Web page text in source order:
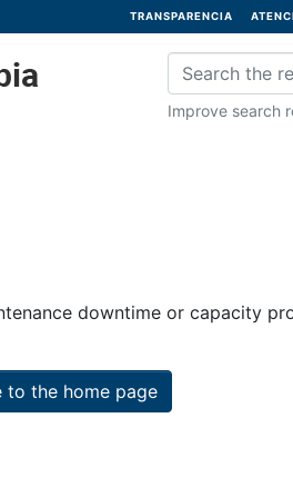
TRANSPARENCIA
Improve search
downtime or capacity
to the home page